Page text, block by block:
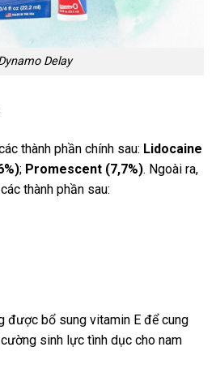
Delay
thành phần chính sau: Lidocaine
; Promescent (7,7%). Ngoài ra,
thành phần sau:
được bổ sung vitamin E để cung
sinh lực tình dục cho nam